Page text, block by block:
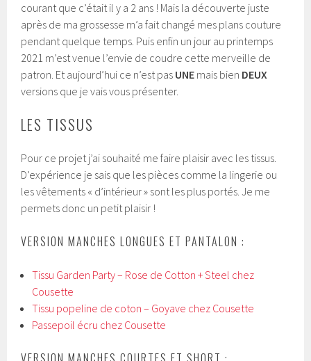
courant que c’était il y a 2 ans ! Mais la découverte juste
après de ma grossesse m’a fait changé mes plans couture
pendant quelque temps. Puis enfin un jour au printemps
2021 m’est venue l’envie de coudre cette merveille de
patron. Et aujourd’hui ce n’est pas UNE mais bien DEUX
versions que je vais vous présenter.
LES TISSUS
Pour ce projet j’ai souhaité me faire plaisir avec les tissus.
D’expérience je sais que les pièces comme la lingerie ou
les vêtements « d’intérieur » sont les plus portés. Je me
permets donc un petit plaisir !
VERSION MANCHES LONGUES ET PANTALON :
Tissu Garden Party – Rose de Cotton + Steel chez
Cousette
Tissu popeline de coton – Goyave chez Cousette
Passepoil écru chez Cousette